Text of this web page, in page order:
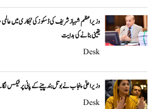
وزیراعظم شہباز شریف کی ڈسکوز کی نجکاری میں
یقینی بنانے کی ہدایت
Desk
وزیراعلیٰ پنجاب نے بوتل بند پینے کے پانی پر ٹیکس
Desk